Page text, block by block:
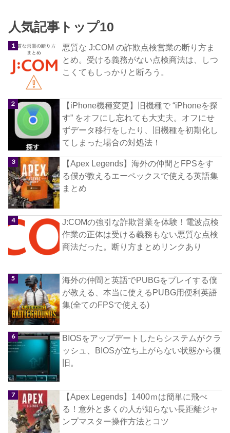
人気記事トップ10
悪質な J:COM の詐欺点検営業の断り方ま
とめ。受ける義務がない点検商法は、しつ
こくてもしっかりと断ろう。
【iPhone機種変更】旧機種で “iPhoneを探
す” をオフにし忘れても大丈夫。オフにせ
ずデータ移行をしたり、旧機種を初期化し
てしまった場合の対処法！
【Apex Legends】海外の仲間とFPSをす
る僕が教えるエーペックスで使える英語集
まとめ
J:COMの強引な詐欺営業を体験！電波点検
作業の正体は受ける義務もない悪質な点検
商法だった。断り方まとめリンクあり
海外の仲間と英語でPUBGをプレイする僕
が教える、本当に使えるPUBG用便利英語
集(全てのFPSで使える)
BIOSをアップデートしたらシステムがクラ
ッシュ、BIOSが立ち上がらない状態から復
旧。
【Apex Legends】1400ｍは簡単に飛べ
る！意外と多くの人が知らない長距離ジャ
ンプマスター操作方法とコツ